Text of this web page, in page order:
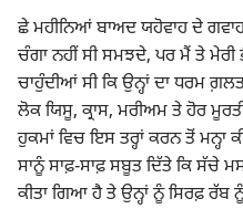
ਛੇ ਮਹੀਨਿਆਂ ਬਾਅਦ ਯਹੋਵਾਹ ਦੇ
ਚੰਗਾ ਨਹੀਂ ਸੀ ਸਮਝਦੇ, ਪਰ ਮੈਂ ਤੇ ਮੇਰੀ
ਚਾਹੁੰਦੀਆਂ ਸੀ ਕਿ ਉਨ੍ਹਾਂ ਦਾ ਧਰਮ
ਲੋਕ ਯਿਸੂ, ਕ੍ਰਾਸ, ਮਰੀਅਮ ਤੇ ਹੋਰ
ਹੁਕਮਾਂ ਵਿਚ ਇਸ ਤਰ੍ਹਾਂ ਕਰਨ ਤੋਂ ਮਨ੍ਹਾ
ਸਾਨੂੰ ਸਾਫ਼-ਸਾਫ਼ ਸਬੂਤ ਦਿੱਤੇ ਕਿ ਸੱਚੇ
ਕੀਤਾ ਗਿਆ ਹੈ ਤੇ ਉਨ੍ਹਾਂ ਨੂੰ ਸਿਰਫ਼ ਰੱਬ